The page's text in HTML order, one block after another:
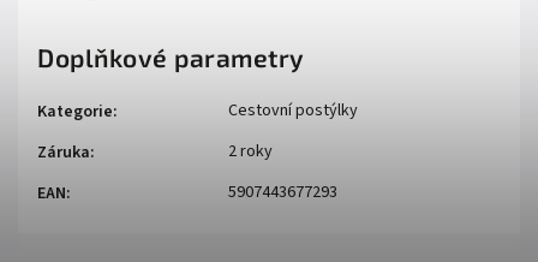
Doplňkové parametry
Kategorie:
Cestovní postýlky
Záruka:
2 roky
EAN: 5907443677293